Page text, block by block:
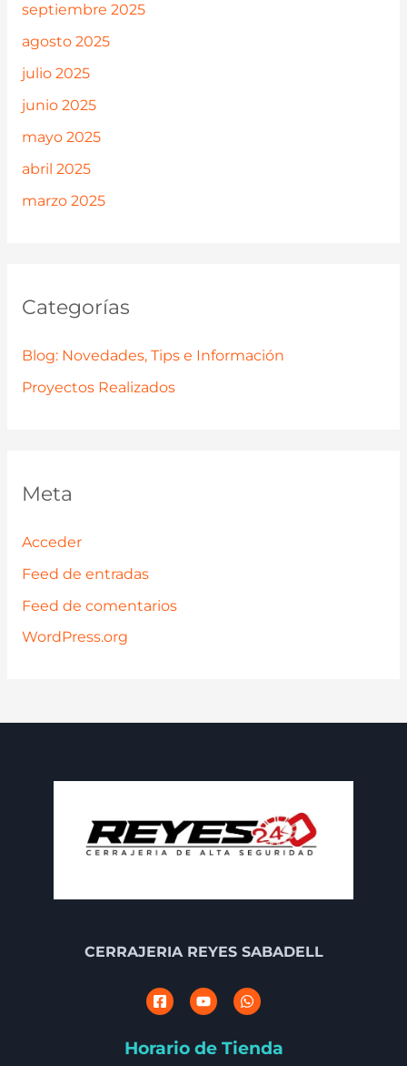
septiembre 2025
agosto 2025
julio 2025
junio 2025
mayo 2025
abril 2025
marzo 2025
Categorías
Blog: Novedades, Tips e Información
Proyectos Realizados
Meta
Acceder
Feed de entradas
Feed de comentarios
WordPress.org
CERRAJERIA REYES SABADELL
Horario de Tienda